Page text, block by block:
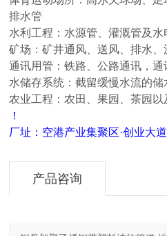
排水管
水利工程：水源管、灌溉管及
矿场：矿井通风、送风、排水、
通讯用管：铁路、公路通讯，
水储存系统：截留缓慢水流的储
农业工程：农田、果园、茶园以
！
厂址：空港产业集聚区·创业大道
产品咨询